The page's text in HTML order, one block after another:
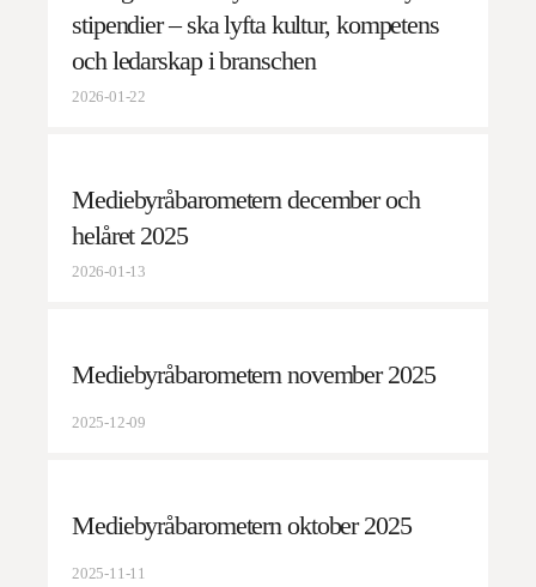
stipendier – ska lyfta kultur, kompetens
och ledarskap i branschen
2026-01-22
Mediebyråbarometern december och
helåret 2025
2026-01-13
Mediebyråbarometern november 2025
2025-12-09
Mediebyråbarometern oktober 2025
2025-11-11